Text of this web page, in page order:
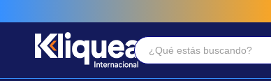
¿Qué estás buscando?
Términos Más Buscados